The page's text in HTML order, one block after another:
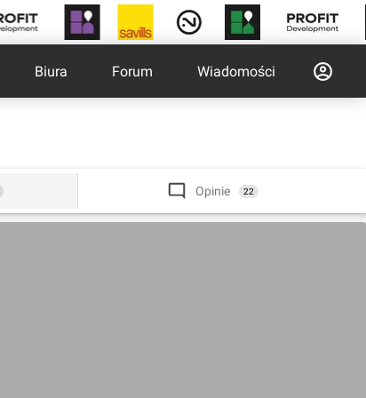
Biura Forum Wiadomości
Opinie 22